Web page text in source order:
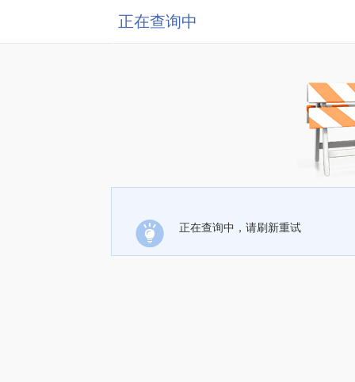
正在查询中
正在查询中，请刷新重试